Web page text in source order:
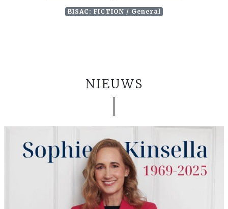
BISAC: FICTION / General
NIEUWS